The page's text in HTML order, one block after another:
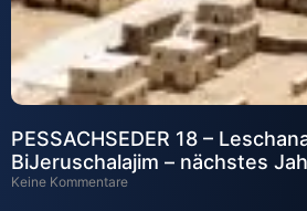
PESSACHSEDER 18 –
BiJeruschalajim – nächstes
Keine Kommentare